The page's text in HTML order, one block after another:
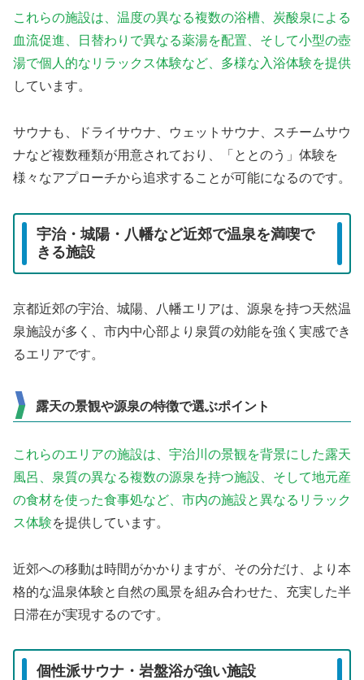
これらの施設は、温度の異なる複数の浴槽、炭酸泉による
血流促進、日替わりで異なる薬湯を配置、そして小型の壺
湯で個人的なリラックス体験など、多様な入浴体験を提供
しています。
サウナも、ドライサウナ、ウェットサウナ、スチームサウ
ナなど複数種類が用意されており、「ととのう」体験を
様々なアプローチから追求することが可能になるのです。
宇治・城陽・八幡など近郊で温泉を満喫で
きる施設
京都近郊の宇治、城陽、八幡エリアは、源泉を持つ天然温
泉施設が多く、市内中心部より泉質の効能を強く実感でき
るエリアです。
露天の景観や源泉の特徴で選ぶポイント
これらのエリアの施設は、宇治川の景観を背景にした露天
風呂、泉質の異なる複数の源泉を持つ施設、そして地元産
の食材を使った食事処など、市内の施設と異なるリラック
ス体験を提供しています。
近郊への移動は時間がかかりますが、その分だけ、より本
格的な温泉体験と自然の風景を組み合わせた、充実した半
日滞在が実現するのです。
個性派サウナ・岩盤浴が強い施設